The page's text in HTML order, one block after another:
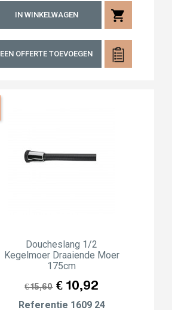
IN WINKELWAGEN shopping_cart
EEN OFFERTE TOEVOEGEN
Doucheslang 1/2
Kegelmoer Draaiende Moer
175cm
Normale
€ 15,60 Prijs
€ 10,92
Referentie 1609 24